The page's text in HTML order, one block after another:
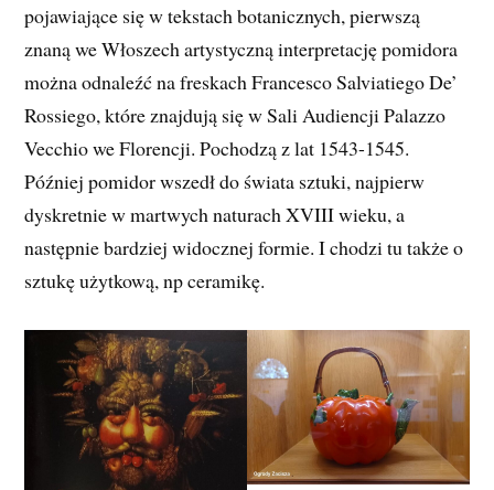
pojawiające się w tekstach botanicznych, pierwszą
znaną we Włoszech artystyczną interpretację pomidora
można odnaleźć na freskach Francesco Salviatiego De’
Rossiego, które znajdują się w Sali Audiencji Palazzo
Vecchio we Florencji. Pochodzą z lat 1543-1545.
Później pomidor wszedł do świata sztuki, najpierw
dyskretnie w martwych naturach XVIII wieku, a
następnie bardziej widocznej formie. I chodzi tu także o
sztukę użytkową, np ceramikę.